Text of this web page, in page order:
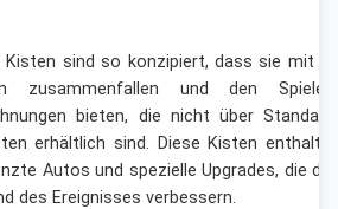
Kisten sind so konzipiert, dass sie mit
zusammenfallen und den
bieten, die nicht über
erhältlich sind. Diese Kisten
Autos und spezielle Upgrades, die
des Ereignisses verbessern.